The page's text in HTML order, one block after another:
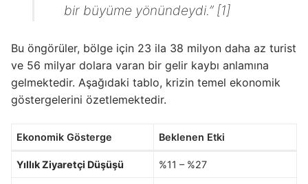
bir büyüme yönündeydi.” [1]
Bu öngörüler, bölge için 23 ila 38 milyon daha az turist
ve 56 milyar dolara varan bir gelir kaybı anlamına
gelmektedir. Aşağıdaki tablo, krizin temel ekonomik
göstergelerini özetlemektedir.
Ekonomik Gösterge Beklenen Etki
Yıllık Ziyaretçi Düşüşü %11 – %27